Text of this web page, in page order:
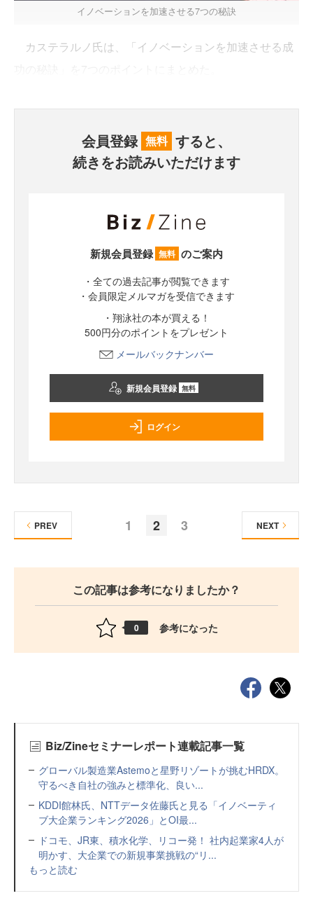
イノベーションを加速させる7つの秘訣
カステラルノ氏は、「イノベーションを加速させる成
会員登録 無料 すると、
続きをお読みいただけます
新規会員登録 無料 のご案内
・全ての過去記事が閲覧できます
・会員限定メルマガを受信できます
・翔泳社の本が買える！
500円分のポイントをプレゼント
メールバックナンバー
新規会員登録 無料
ログイン
1 2 3
PREV NEXT
この記事は参考になりましたか？
0 参考になった
Biz/Zineセミナーレポート連載記事一覧
グローバル製造業Astemoと星野リゾートが挑むHRDX。
守るべき自社の強みと標準化、良い...
KDDI館林氏、NTTデータ佐藤氏と見る「イノベーティ
ブ大企業ランキング2026」とOI最...
ドコモ、JR東、積水化学、リコー発！ 社内起業家4人が
明かす、大企業での新規事業挑戦の“リ...
もっと読む